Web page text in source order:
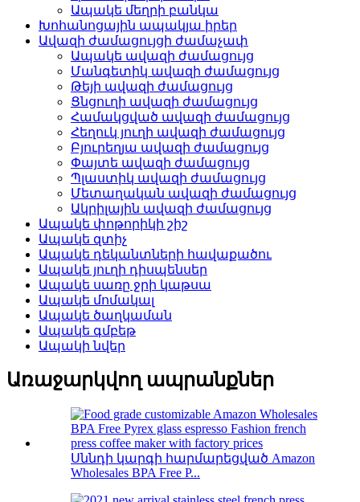
Ապակե մեղրի բանկա
Խոհանոցային ապակյա իրեր
Ավազի ժամացույցի ժամաչափ
Ապակե ավազի ժամացույց
Մանգետիկ ավազի ժամացույց
Թեյի ավազի ժամացույց
Ցնցուղի ավազի ժամացույց
Համակցված ավազի ժամացույց
Հեղուկ յուղի ավազի ժամացույց
Բյուրեղյա ավազի ժամացույց
Փայտե ավազի ժամացույց
Պլաստիկ ավազի ժամացույց
Մետաղական ավազի ժամացույց
Ակրիլային ավազի ժամացույց
Ապակե փոթորիկի շիշ
Ապակե զտիչ
Ապակե դեկանտների հավաքածու
Ապակե յուղի դիսպենսեր
Ապակե սառը ջրի կաթսա
Ապակե մոմակալ
Ապակե ծաղկաման
Ապակե գմբեթ
Ապակի նվեր
Առաջարկվող ապրանքներ
Սննդի կարգի հարմարեցված Amazon
Wholesales BPA Free P...